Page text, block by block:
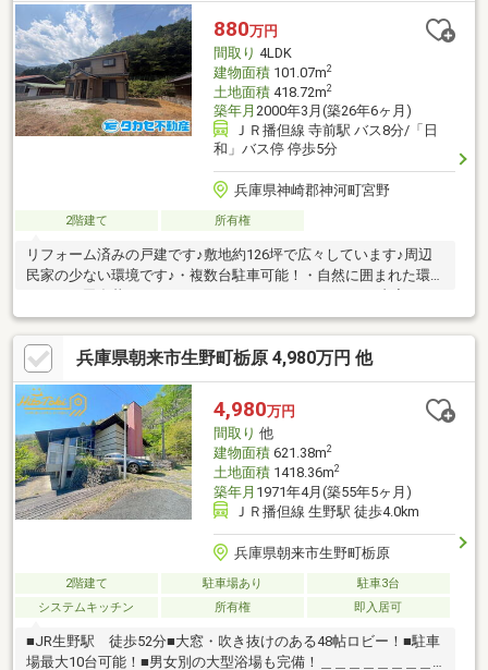
880万円
間取り 4LDK
建物面積101.07m2
土地面積418.72m2
築年月 2000年3月(築26年6ヶ月)
ＪＲ播但線 寺前駅 バス8分/「日
和」バス停 停歩5分
兵庫県神崎郡神河町宮野
2階建て 所有権
リフォーム済みの戸建です♪敷地約126坪で広々しています♪周辺
民家の少ない環境です♪・複数台駐車可能！・自然に囲まれた環境
０２５年５月完成）・キッチン新設・浴室新設・洗面化粧台新
設・クロス張替・畳新調・襖、障子張替・建具交換・カギ交換・
ハウスクリーニング
兵庫県朝来市生野町栃原 4,980万円 他
4,980万円
間取り 他
建物面積621.38m2
土地面積1418.36m2
築年月 1971年4月(築55年5ヶ月)
ＪＲ播但線 生野駅 徒歩4.0km
兵庫県朝来市生野町栃原
2階建て 駐車場あり
駐車3台
システムキッチン
所有権 即入居可
■JR生野駅 徒歩52分■大窓・吹き抜けのある48帖ロビー！■駐車
場最大10台可能！■男女別の大型浴場も完備！＿＿＿＿＿＿＿＿